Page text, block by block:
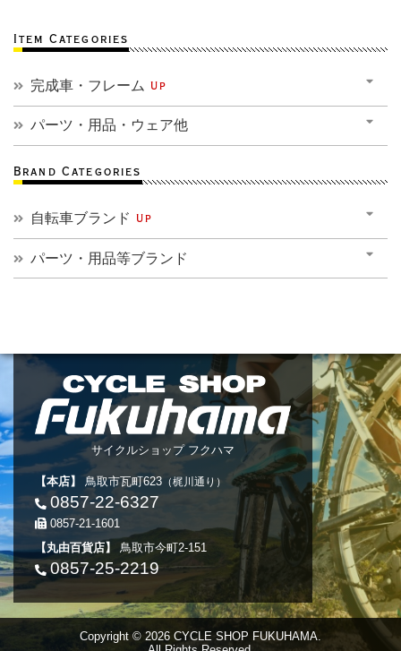
Item Categories
完成車・フレーム Up
パーツ・用品・ウェア他
Brand Categories
自転車ブランド Up
パーツ・用品等ブランド
サイクルショップ フクハマ
【本店】 鳥取市瓦町623 （梶川通り）
0857-22-6327
0857-21-1601
【丸由百貨店】
鳥取市今町2-151
0857-25-2219
Copyright © 2026 CYCLE SHOP FUKUHAMA.